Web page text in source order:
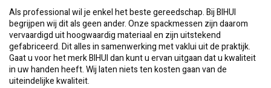
Als professional wil je enkel het beste gereedschap. Bij BIHUI
begrijpen wij dit als geen ander. Onze spackmessen zijn daarom
vervaardigd uit hoogwaardig materiaal en zijn uitstekend
gefabriceerd. Dit alles in samenwerking met vaklui uit de praktijk.
Gaat u voor het merk BIHUI dan kunt u ervan uitgaan dat u kwaliteit
in uw handen heeft. Wij laten niets ten kosten gaan van de
uiteindelijke kwaliteit.